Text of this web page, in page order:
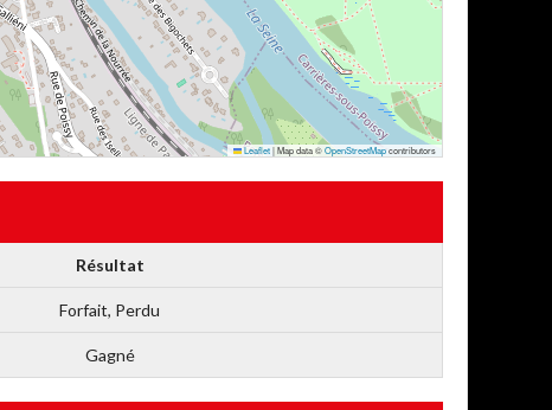
Leaflet|Map data ©OpenStreetMapcontributors
Résultat
Forfait, Perdu
Gagné